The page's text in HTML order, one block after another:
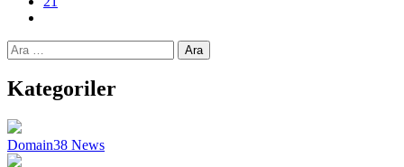
Arama:
Kategoriler
Domain38 News